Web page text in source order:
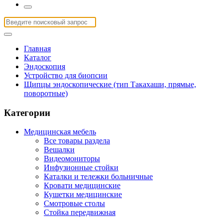
Главная
Каталог
Эндоскопия
Устройство для биопсии
Щипцы эндоскопические (тип Такахаши, прямые,
поворотные)
Категории
Медицинская мебель
Все товары раздела
Вешалки
Видеомониторы
Инфузионные стойки
Каталки и тележки больничные
Кровати медицинские
Кушетки медицинские
Смотровые столы
Стойка передвижная